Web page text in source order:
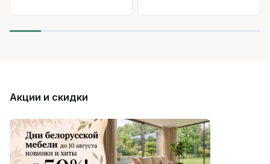
Акции и скидки